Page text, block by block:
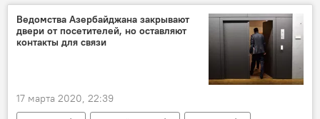
Художник
Граффити
здания
Ведомства Азербайджана закрывают
двери от посетителей, но оставляют
контакты для связи
17 марта 2020, 22:39